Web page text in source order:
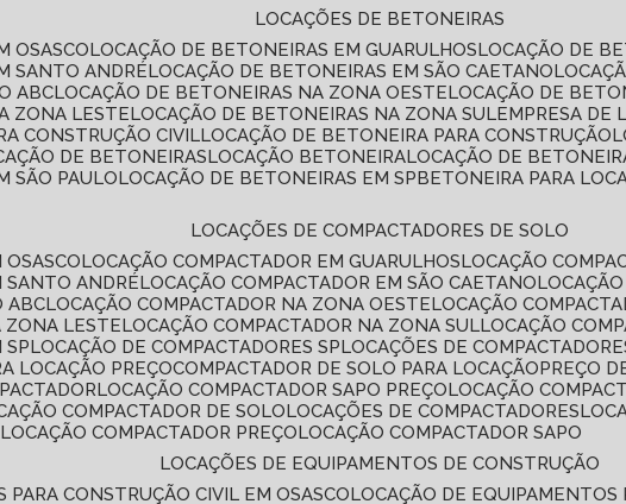
LOCAÇÕES DE BETONEIRAS
OSASCO LOCAÇÃO DE BETONEIRAS EM GUARULHOS LOCAÇÃO DE
SANTO ANDRÉ LOCAÇÃO DE BETONEIRAS EM SÃO CAETANO
ABC LOCAÇÃO DE BETONEIRAS NA ZONA OESTE LOCAÇÃO DE
ZONA LESTE LOCAÇÃO DE BETONEIRAS NA ZONA SUL
EMPRESA
CONSTRUÇÃO CIVIL LOCAÇÃO DE BETONEIRA PARA CONSTRUÇÃO
DE BETONEIRAS LOCAÇÃO BETONEIRA LOCAÇÃO DE
SÃO PAULO LOCAÇÃO DE BETONEIRAS EM SP BETONEIRA PARA
LOCAÇÕES DE COMPACTADORES DE SOLO
OSASCO LOCAÇÃO COMPACTADOR EM GUARULHOS LOCAÇÃO
SANTO ANDRÉ LOCAÇÃO COMPACTADOR EM SÃO CAETANO
ABC LOCAÇÃO COMPACTADOR NA ZONA OESTE LOCAÇÃO
ZONA LESTE LOCAÇÃO COMPACTADOR NA ZONA SUL LOCAÇÃO
SP LOCAÇÃO DE COMPACTADORES SP LOCAÇÕES DE
LOCAÇÃO PREÇO COMPACTADOR DE SOLO PARA LOCAÇÃO
PREÇO
LOCAÇÃO COMPACTADOR SAPO PREÇO LOCAÇÃO
COMPACTADOR DE SOLO LOCAÇÕES DE COMPACTADORES
LOCAÇÃO COMPACTADOR PREÇO LOCAÇÃO COMPACTADOR SAPO
LOCAÇÕES DE EQUIPAMENTOS DE CONSTRUÇÃO
PARA CONSTRUÇÃO CIVIL EM OSASCO LOCAÇÃO DE